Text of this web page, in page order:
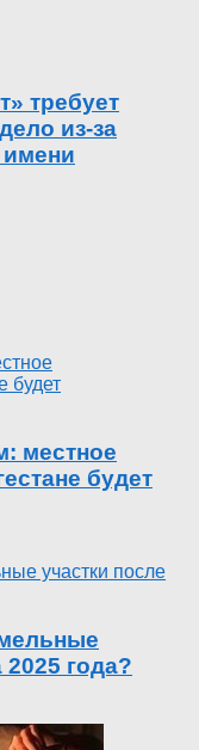
требует
из-за
местное
будет
2025 года?